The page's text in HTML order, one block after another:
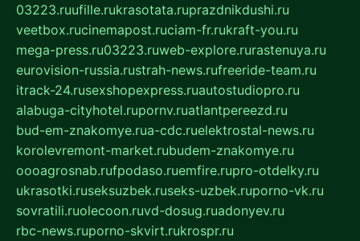
03223.ruufille.rukrasotata.ruprazdnikdushi.ru
veetbox.rucinemapost.ruciam-fr.rukraft-you.ru
mega-press.ru03223.ruweb-explore.rurastenuya.ru
eurovision-russia.rustrah-news.rufreeride-team.ru
itrack-24.rusexshopexpress.ruautostudiopro.ru
alabuga-cityhotel.rupornv.ruatlantpereezd.ru
bud-em-znakomye.rua-cdc.ruelektrostal-news.ru
korolevremont-market.rubudem-znakomye.ru
oooagrosnab.rufpodaso.ruemfire.rupro-otdelky.ru
ukrasotki.ruseksuzbek.ruseks-uzbek.ruporno-vk.ru
sovratili.ruolecoon.ruvd-dosug.ruadonyev.ru
rbc-news.ruporno-skvirt.rukrospr.ru